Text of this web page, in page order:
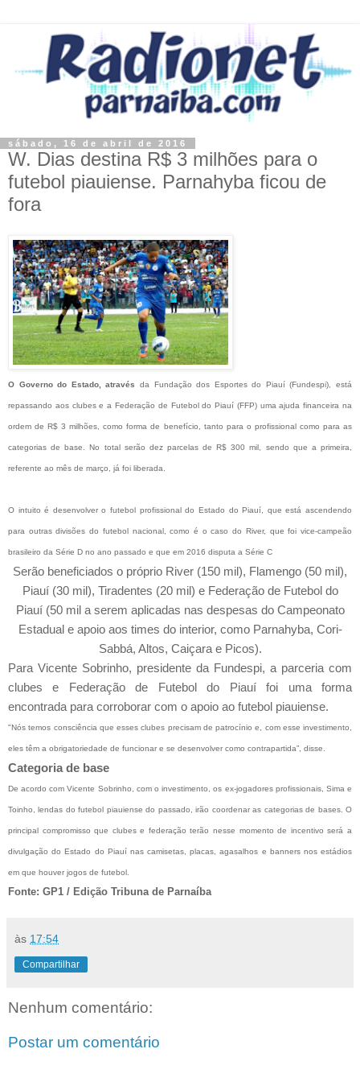
sábado, 16 de abril de 2016
W. Dias destina R$ 3 milhões para o
futebol piauiense. Parnahyba ficou de
fora
O Governo do Estado, através da Fundação dos Esportes do Piauí (Fundespi), está
repassando aos clubes e a Federação de Futebol do Piauí (FFP) uma ajuda financeira na
ordem de R$ 3 milhões, como forma de benefício, tanto para o profissional como para as
categorias de base. No total serão dez parcelas de R$ 300 mil, sendo que a primeira,
referente ao mês de março, já foi liberada.
O intuito é desenvolver o futebol profissional do Estado do Piauí, que está ascendendo
para outras divisões do futebol nacional, como é o caso do River, que foi vice-campeão
brasileiro da Série D no ano passado e que em 2016 disputa a Série C
Serão beneficiados o próprio River (150 mil), Flamengo (50 mil),
Piauí (30 mil), Tiradentes (20 mil) e Federação de Futebol do
Piauí (50 mil a serem aplicadas nas despesas do Campeonato
Estadual e apoio aos times do interior, como Parnahyba, Cori-
Sabbá, Altos, Caiçara e Picos).
Para Vicente Sobrinho, presidente da Fundespi, a parceria com
clubes e Federação de Futebol do Piauí foi uma forma
encontrada para corroborar com o apoio ao futebol piauiense.
"Nós temos consciência que esses clubes precisam de patrocínio e, com esse investimento,
eles têm a obrigatoriedade de funcionar e se desenvolver como contrapartida”, disse.
Categoria de base
De acordo com Vicente Sobrinho, com o investimento, os ex-jogadores profissionais, Sima e
Toinho, lendas do futebol piauiense do passado, irão coordenar as categorias de bases. O
principal compromisso que clubes e federação terão nesse momento de incentivo será a
divulgação do Estado do Piauí nas camisetas, placas, agasalhos e banners nos estádios
em que houver jogos de futebol.
Fonte: GP1 / Edição Tribuna de Parnaíba
às 17:54
Compartilhar
Nenhum comentário:
Postar um comentário